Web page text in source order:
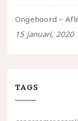
Ongehoord –
15 januari, 2020
TAGS